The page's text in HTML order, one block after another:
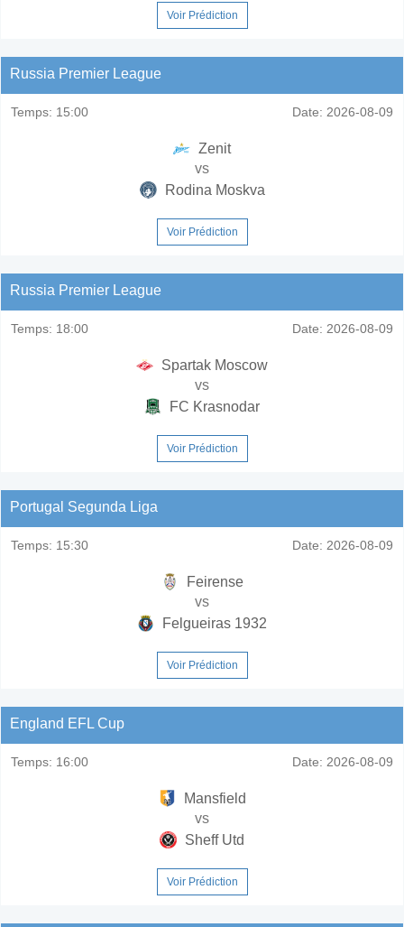
Voir Prédiction
Russia Premier League
Temps: 15:00 Date: 2026-08-09
Zenit
vs
Rodina Moskva
Voir Prédiction
Russia Premier League
Temps: 18:00 Date: 2026-08-09
Spartak Moscow
vs
FC Krasnodar
Voir Prédiction
Portugal Segunda Liga
Temps: 15:30 Date: 2026-08-09
Feirense
vs
Felgueiras 1932
Voir Prédiction
England EFL Cup
Temps: 16:00 Date: 2026-08-09
Mansfield
vs
Sheff Utd
Voir Prédiction